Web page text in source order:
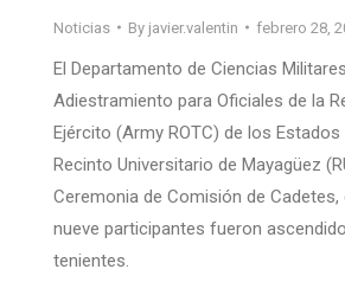
Noticias By javier.valentin febrero 28,
El Departamento de Ciencias
Adiestramiento para Oficiales de la
Ejército (Army ROTC) de los Estados
Recinto Universitario de Mayagüez
Ceremonia de Comisión de Cadetes,
nueve participantes fueron
tenientes.